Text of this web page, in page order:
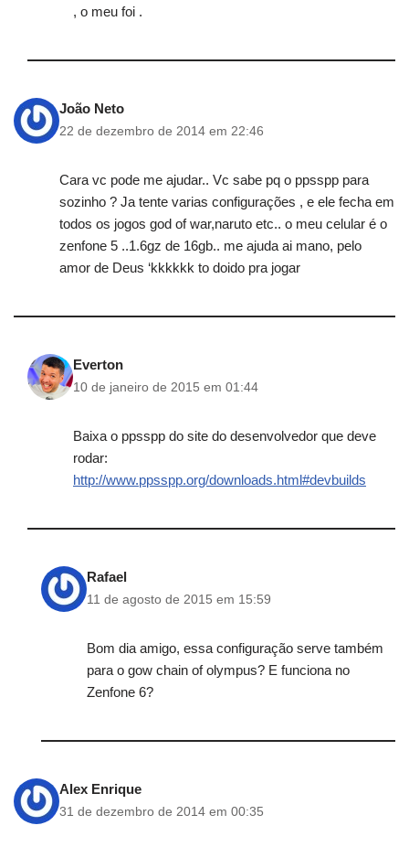
, o meu foi .
João Neto
22 de dezembro de 2014 em 22:46
Cara vc pode me ajudar.. Vc sabe pq o ppsspp para
sozinho ? Ja tente varias configurações , e ele fecha em
todos os jogos god of war,naruto etc.. o meu celular é o
zenfone 5 ..1.6gz de 16gb.. me ajuda ai mano, pelo
amor de Deus ‘kkkkkk to doido pra jogar
Everton
10 de janeiro de 2015 em 01:44
Baixa o ppsspp do site do desenvolvedor que deve
rodar:
http://www.ppsspp.org/downloads.html#devbuilds
Rafael
11 de agosto de 2015 em 15:59
Bom dia amigo, essa configuração serve também
para o gow chain of olympus? E funciona no
Zenfone 6?
Alex Enrique
31 de dezembro de 2014 em 00:35